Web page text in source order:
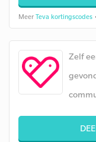
Meer Teva kortingscodes
Zelf